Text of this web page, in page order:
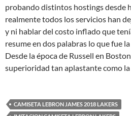
probando distintos hostings desde
realmente todos los servicios han
y ni hablar del costo inflado que
resume en dos palabras lo que fue
Desde la época de Russell en
superioridad tan aplastante como
CAMISETA LEBRON JAMES 2018 LAKERS